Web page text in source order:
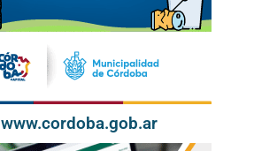
www.cordoba.gob.ar